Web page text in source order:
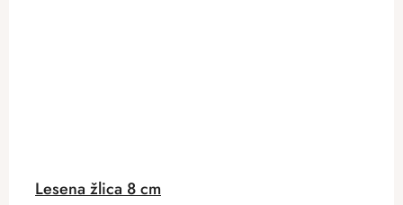
Lesena žlica 8 cm